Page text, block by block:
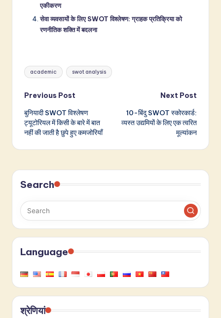
एकीकरण
सेवा व्यवसायों के लिए SWOT विश्लेषण: ग्राहक प्रतिक्रिया को
रणनीतिक शक्ति में बदलना
Tags:
academic swot analysis
Post
navigation
Previous Post
बुनियादी SWOT विश्लेषण
ट्यूटोरियल में किसी के बारे में बात
नहीं की जाती है छुपे हुए कमजोरियाँ
Next Post
10-बिंदु SWOT स्कोरकार्ड:
व्यस्त उद्यमियों के लिए एक त्वरित
मूल्यांकन
Search
Language
श्रेणियां